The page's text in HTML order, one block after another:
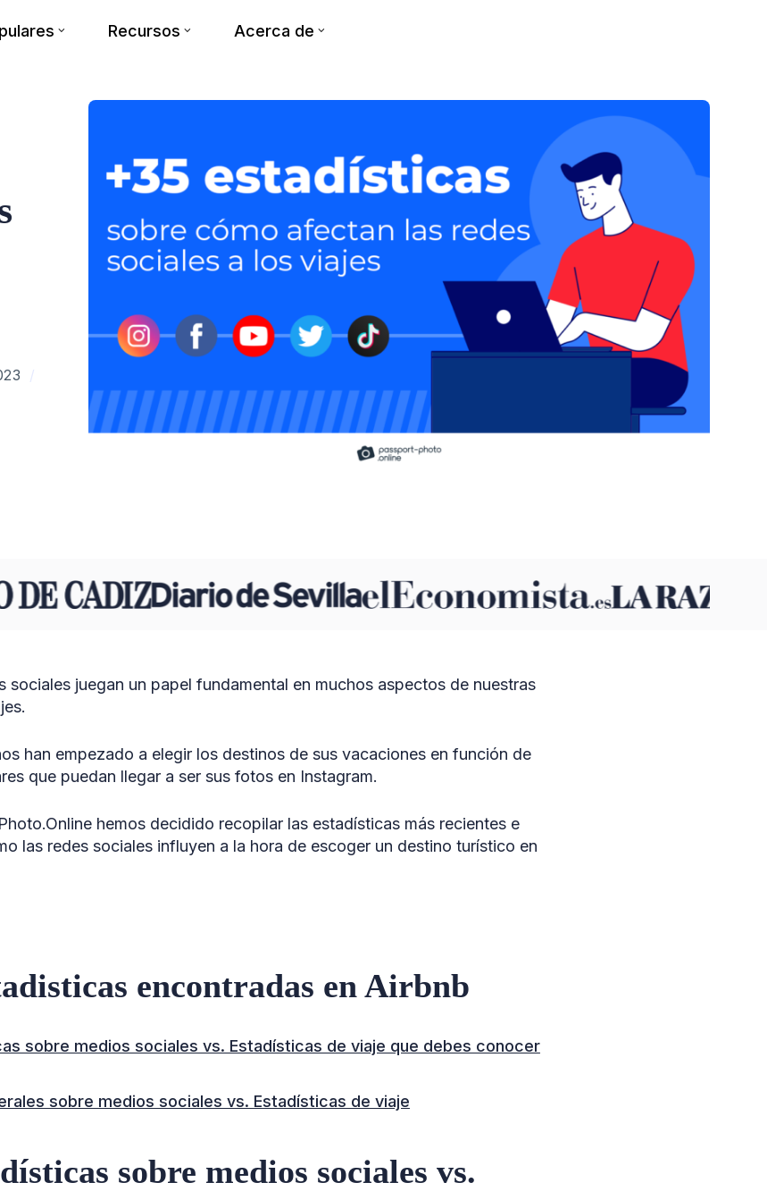
Recursos Acerca de
sociales juegan un papel fundamental en muchos aspectos de nuestras
han empezado a elegir los destinos de sus vacaciones en función de
que puedan llegar a ser sus fotos en Instagram.
hemos decidido recopilar las estadísticas más recientes e
las redes sociales influyen a la hora de escoger un destino turístico en
encontradas en Airbnb
sobre medios sociales vs. Estadísticas de viaje que debes conocer
sobre medios sociales vs. Estadísticas de viaje
sobre medios sociales vs.